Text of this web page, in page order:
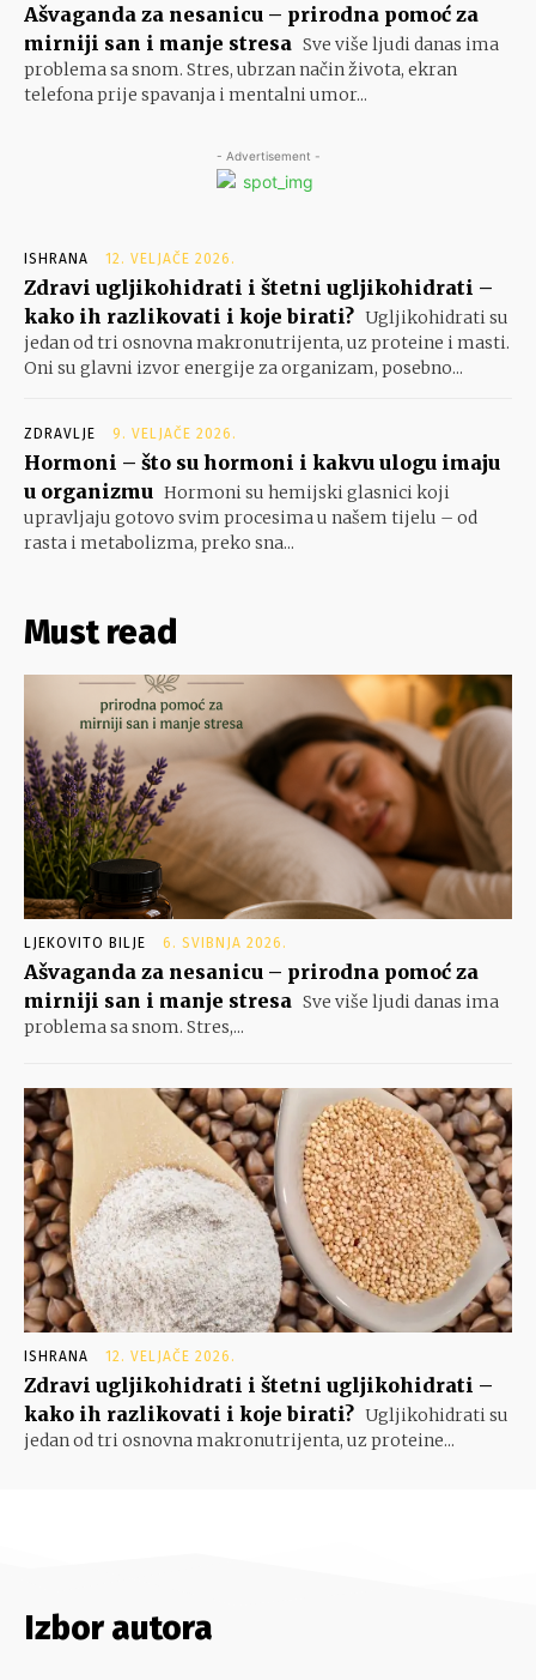
Ašvaganda za nesanicu – prirodna pomoć za
mirniji san i manje stresa Sve više ljudi danas ima
problema sa snom. Stres, ubrzan način života, ekran
telefona prije spavanja i mentalni umor...
- Advertisement -
ISHRANA 12. VELJAČE 2026.
Zdravi ugljikohidrati i štetni ugljikohidrati –
kako ih razlikovati i koje birati? Ugljikohidrati su
jedan od tri osnovna makronutrijenta, uz proteine i masti.
Oni su glavni izvor energije za organizam, posebno...
ZDRAVLJE 9. VELJAČE 2026.
Hormoni – što su hormoni i kakvu ulogu imaju
u organizmu Hormoni su hemijski glasnici koji
upravljaju gotovo svim procesima u našem tijelu – od
rasta i metabolizma, preko sna...
Must read
LJEKOVITO BILJE 6. SVIBNJA 2026.
Ašvaganda za nesanicu – prirodna pomoć za
mirniji san i manje stresa Sve više ljudi danas ima
problema sa snom. Stres,...
ISHRANA 12. VELJAČE 2026.
Zdravi ugljikohidrati i štetni ugljikohidrati –
kako ih razlikovati i koje birati? Ugljikohidrati su
jedan od tri osnovna makronutrijenta, uz proteine...
Izbor autora